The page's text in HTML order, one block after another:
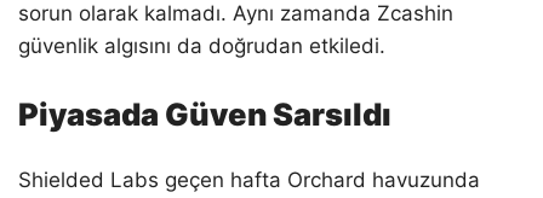
sorun olarak kalmadı. Aynı zamanda Zcashin
güvenlik algısını da doğrudan etkiledi.
Piyasada Güven Sarsıldı
Shielded Labs geçen hafta Orchard havuzunda